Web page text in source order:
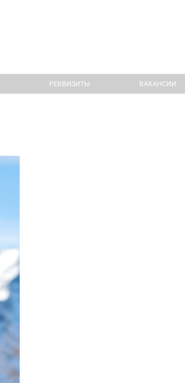
РЕКВИЗИТЫ ВАКАНСИИ